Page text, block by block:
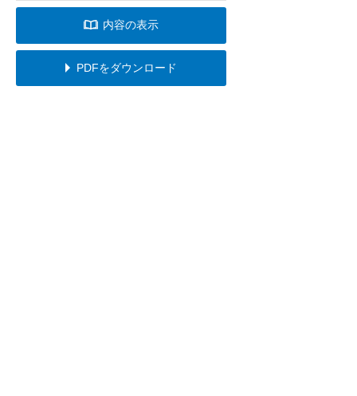
内容の表示
PDFをダウンロード